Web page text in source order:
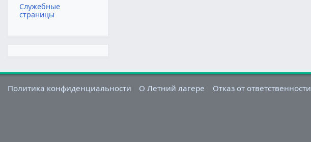
Служебные
страницы
Политика конфиденциальности О Летний лагере Отказ от ответственности